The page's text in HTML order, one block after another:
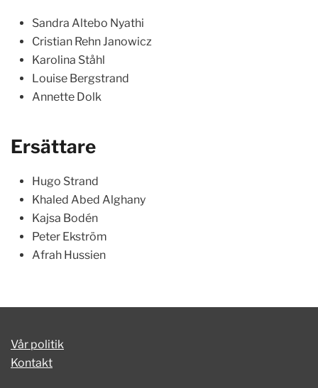
Sandra Altebo Nyathi
Cristian Rehn Janowicz
Karolina Ståhl
Louise Bergstrand
Annette Dolk
Ersättare
Hugo Strand
Khaled Abed Alghany
Kajsa Bodén
Peter Ekström
Afrah Hussien
Vår politik
Kontakt